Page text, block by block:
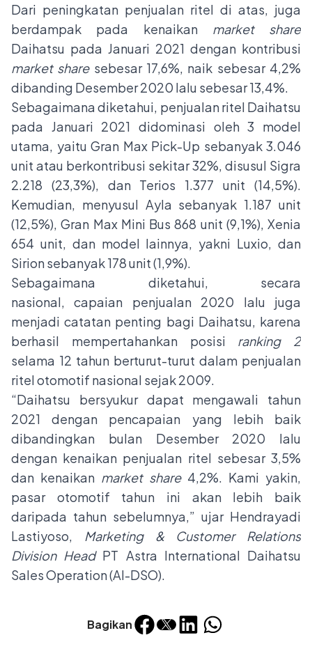
Bagikan
Dari peningkatan penjualan ritel di atas, juga
berdampak pada kenaikan market share
Daihatsu pada Januari 2021 dengan kontribusi
market share sebesar 17,6%, naik sebesar 4,2%
dibanding Desember 2020 lalu sebesar 13,4%.
Sebagaimana diketahui, penjualan ritel Daihatsu
pada Januari 2021 didominasi oleh 3 model
utama, yaitu Gran Max Pick-Up sebanyak 3.046
unit atau berkontribusi sekitar 32%, disusul Sigra
2.218 (23,3%), dan Terios 1.377 unit (14,5%).
Kemudian, menyusul Ayla sebanyak 1.187 unit
(12,5%), Gran Max Mini Bus 868 unit (9,1%), Xenia
654 unit, dan model lainnya, yakni Luxio, dan
Sirion sebanyak 178 unit (1,9%).
Sebagaimana diketahui, secara
nasional, capaian penjualan 2020 lalu juga
menjadi catatan penting bagi Daihatsu, karena
berhasil mempertahankan posisi ranking 2
selama 12 tahun berturut-turut dalam penjualan
ritel otomotif nasional sejak 2009.
“Daihatsu bersyukur dapat mengawali tahun
2021 dengan pencapaian yang lebih baik
dibandingkan bulan Desember 2020 lalu
dengan kenaikan penjualan ritel sebesar 3,5%
dan kenaikan market share4,2%. Kami yakin,
pasar otomotif tahun ini akan lebih baik
daripada tahun sebelumnya,” ujar Hendrayadi
Lastiyoso, Marketing & Customer Relations
Division Head PT Astra International Daihatsu
Sales Operation (AI-DSO).